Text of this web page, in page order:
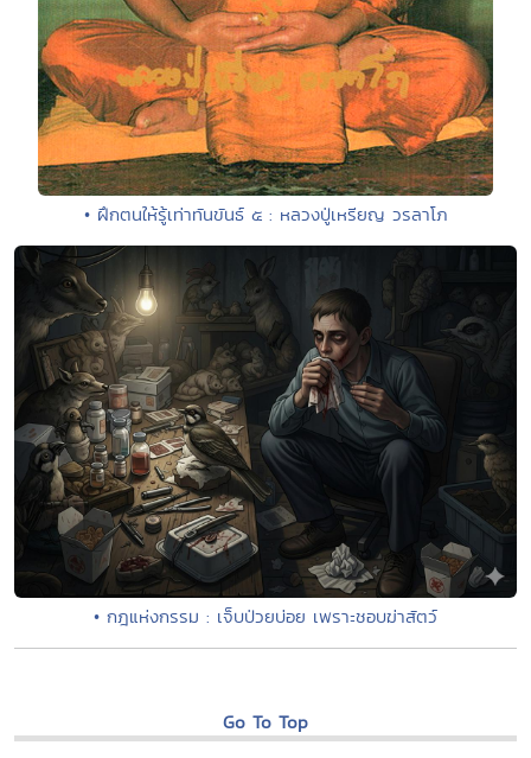
• ฝึกตนให้รู้เท่าทันขันธ์ ๕ : หลวงปู่เหรียญ วรลาโภ
• กฎแห่งกรรม : เจ็บป่วยบ่อย เพราะชอบฆ่าสัตว์
Go To Top